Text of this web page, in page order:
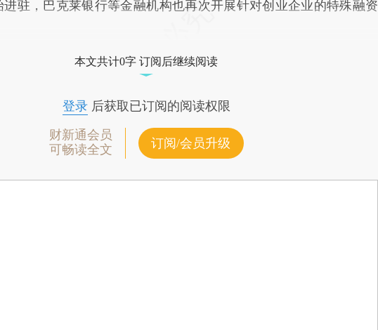
驻，巴克莱银行等金融机构也再次开展针对创业企业的特殊融资
本文共计0字 订阅后继续阅读
登录后获取已订阅的阅读权限
财新通会员
可畅读全文
订阅/会员升级